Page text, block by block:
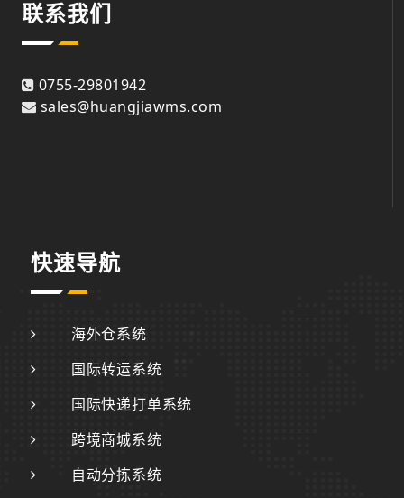
联系我们
0755-29801942
sales@huangjiawms.com
快速导航
海外仓系统
国际转运系统
国际快递打单系统
跨境商城系统
自动分拣系统